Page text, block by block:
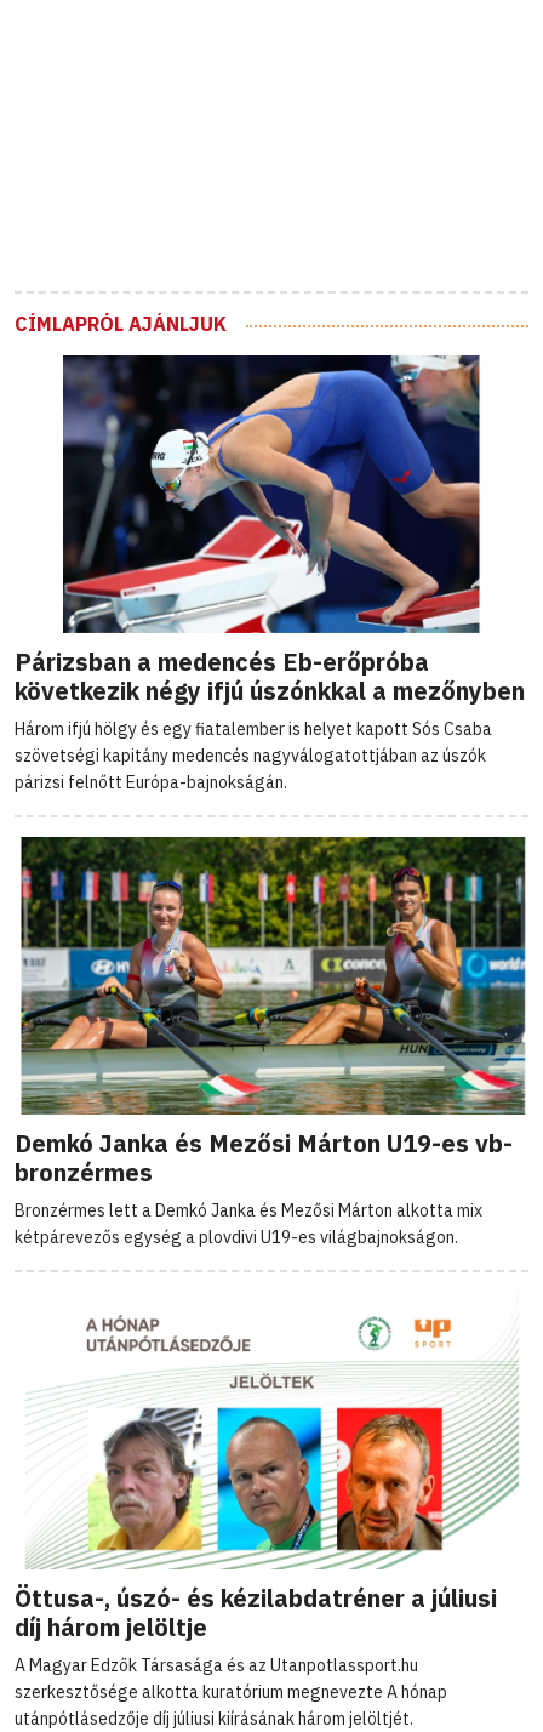
CÍMLAPRÓL AJÁNLJUK
Párizsban a medencés Eb-erőpróba
következik négy ifjú úszónkkal a mezőnyben
Három ifjú hölgy és egy fiatalember is helyet kapott Sós Csaba
szövetségi kapitány medencés nagyválogatottjában az úszók
párizsi felnőtt Európa-bajnokságán.
Demkó Janka és Mezősi Márton U19-es vb-
bronzérmes
Bronzérmes lett a Demkó Janka és Mezősi Márton alkotta mix
kétpárevezős egység a plovdivi U19-es világbajnokságon.
Öttusa-, úszó- és kézilabdatréner a júliusi
díj három jelöltje
A Magyar Edzők Társasága és az Utanpotlassport.hu
szerkesztősége alkotta kuratórium megnevezte A hónap
utánpótlásedzője díj júliusi kiírásának három jelöltjét.